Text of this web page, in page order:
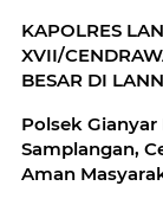
KAPOLRES
XVII/
BESAR DI
Polsek
Samplangan,
Aman